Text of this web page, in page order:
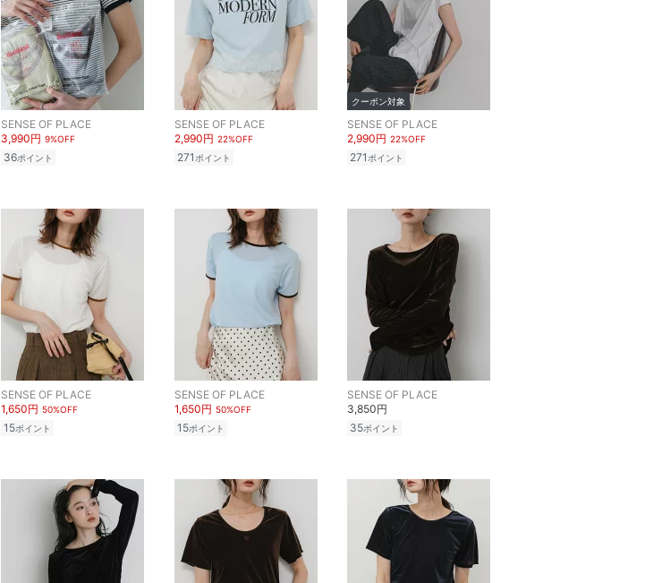
SENSE OF PLACE
3,990円 9%OFF
36ポイント
SENSE OF PLACE
2,990円 22%OFF
271 ポイント
クーポン対象
SENSE OF PLACE
2,990円 22%OFF
271ポイント
SENSE OF PLACE
1,650円 50%OFF
15ポイント
SENSE OF PLACE
1,650円 50%OFF
15ポイント
SENSE OF PLACE
3,850円
35ポイント